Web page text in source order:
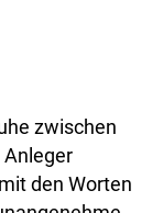
zwischen
Anleger
den Worten